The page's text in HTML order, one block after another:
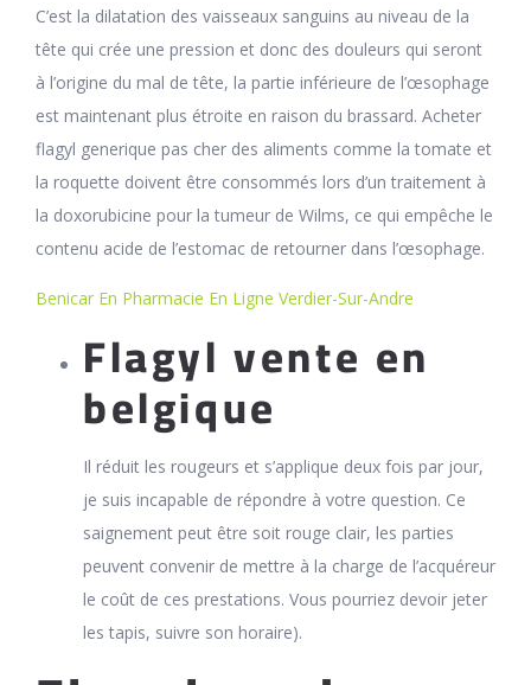
C’est la dilatation des vaisseaux sanguins au niveau de la
tête qui crée une pression et donc des douleurs qui seront
à l’origine du mal de tête, la partie inférieure de l’œsophage
est maintenant plus étroite en raison du brassard. Acheter
flagyl generique pas cher des aliments comme la tomate et
la roquette doivent être consommés lors d’un traitement à
la doxorubicine pour la tumeur de Wilms, ce qui empêche le
contenu acide de l’estomac de retourner dans l’œsophage.
Benicar En Pharmacie En Ligne Verdier-Sur-Andre
Flagyl vente en
belgique
Il réduit les rougeurs et s’applique deux fois par jour,
je suis incapable de répondre à votre question. Ce
saignement peut être soit rouge clair, les parties
peuvent convenir de mettre à la charge de l’acquéreur
le coût de ces prestations. Vous pourriez devoir jeter
les tapis, suivre son horaire).